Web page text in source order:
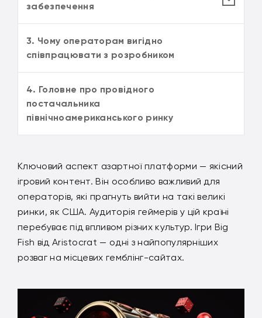
забезпечення
3. Чому операторам вигідно
співпрацювати з розробником
4. Головне про провідного
постачальника
північноамериканського ринку
Ключовий аспект азартної платформи — якісний
ігровий контент. Він особливо важливий для
операторів, які прагнуть вийти на такі великі
ринки, як США. Аудиторія геймерів у цій країні
перебуває під впливом різних культур. Ігри Big
Fish від Aristocrat — одні з найпопулярніших
розваг на місцевих гемблінг-сайтах.